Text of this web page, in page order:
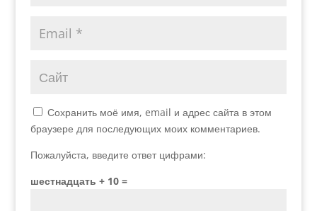
Сохранить моё имя, email и адрес сайта в этом
браузере для последующих моих комментариев.
Пожалуйста, введите ответ цифрами:
шестнадцать + 10 =